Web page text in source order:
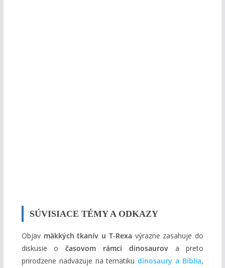
SÚVISIACE TÉMY A ODKAZY
Objav mäkkých tkanív u T-Rexa výrazne zasahuje do
diskusie očasovom rámci dinosaurova preto
prirodzene nadväzuje na tematikudinosaury a Biblia,